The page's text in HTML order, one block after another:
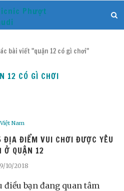
bài viết "quận 12 có gì chơi"
12 CÓ GÌ CHƠI
Việt Nam
ĐỊA ĐIỂM VUI CHƠI ĐƯỢC YÊU
Ở QUẬN 12
10/2018
điều bạn đang quan tâm